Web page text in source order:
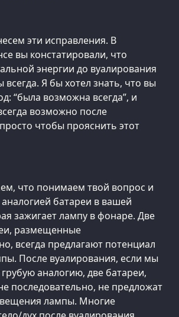
эти исправления. В
вы констатировали, что
энергии до вуалирования
Я бы хотел знать, что вы
“была возможна всегда”, и
возможно после
чтобы прояснить этот
что понимаем твой вопрос и
батареи в вашей
зажигает лампу в фонаре. Две
размещенные
всегда предлагают потенциал
После вуалирования, если мы
аналогию, две батареи,
последовательно, не предложат
лампы. Многие